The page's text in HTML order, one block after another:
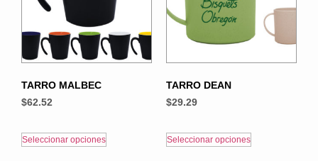
TARRO MALBEC
$62.52
Seleccionar opciones
TARRO DEAN
$29.29
Seleccionar opciones